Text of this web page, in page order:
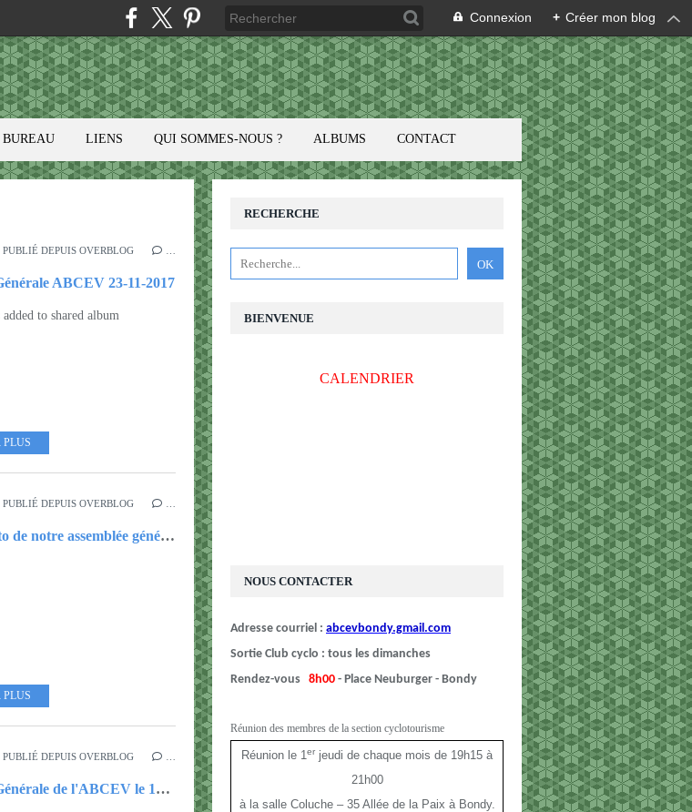
Connexion + Créer mon blog
BUREAU LIENS QUI SOMMES-NOUS ? ALBUMS CONTACT
PUBLIÉ DEPUIS OVERBLOG
ABCEV 23-11-2017
to shared album
PLUS
PUBLIÉ DEPUIS OVERBLOG
Galerie photo de notre assemblée générale 2015
PLUS
PUBLIÉ DEPUIS OVERBLOG
Assemblée Générale de l'ABCEV le 19 novembre 2015​
RECHERCHE
BIENVENUE
CALENDRIER
NOUS CONTACTER
Adresse courriel : abcevbondy.gmail.com
Sortie Club cyclo : tous les dimanches
Rendez-vous 8h00 - Place Neuburger - Bondy
Réunion des membres de la section cyclotourisme
Réunion le 1er jeudi de chaque mois de 19h15 à
21h00
à la salle Coluche – 35 Allée de la Paix à Bondy.